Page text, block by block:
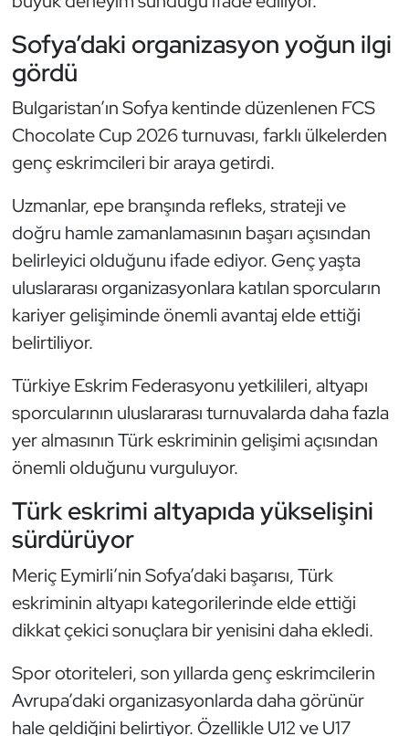
Sofya’daki organizasyon yoğun ilgi
gördü
Bulgaristan’ın Sofya kentinde düzenlenen FCS
Chocolate Cup 2026 turnuvası, farklı ülkelerden
genç eskrimcileri bir araya getirdi.
Uzmanlar, epe branşında refleks, strateji ve
doğru hamle zamanlamasının başarı açısından
belirleyici olduğunu ifade ediyor. Genç yaşta
uluslararası organizasyonlara katılan sporcuların
kariyer gelişiminde önemli avantaj elde ettiği
belirtiliyor.
Türkiye Eskrim Federasyonu yetkilileri, altyapı
sporcularının uluslararası turnuvalarda daha fazla
yer almasının Türk eskriminin gelişimi açısından
önemli olduğunu vurguluyor.
Türk eskrimi altyapıda yükselişini
sürdürüyor
Meriç Eymirli’nin Sofya’daki başarısı, Türk
eskriminin altyapı kategorilerinde elde ettiği
dikkat çekici sonuçlara bir yenisini daha ekledi.
Spor otoriteleri, son yıllarda genç eskrimcilerin
Avrupa’daki organizasyonlarda daha görünür
hale geldiğini belirtiyor. Özellikle U12 ve U17
Masa Tenisi
Modern Pentatlon
Motor Sporları
Muay Thai
Okçuluk
Optimist
Oryantiring
Özel Sporcular
Paralimpik
Satranç
Su Topu
Sualtı Sporları
Tekvando
Tenis